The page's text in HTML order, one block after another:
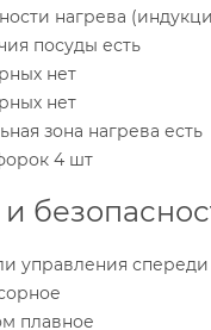
нагрева
посуды есть
нет
нет
зона нагрева есть
4 шт
управления спереди
плавное